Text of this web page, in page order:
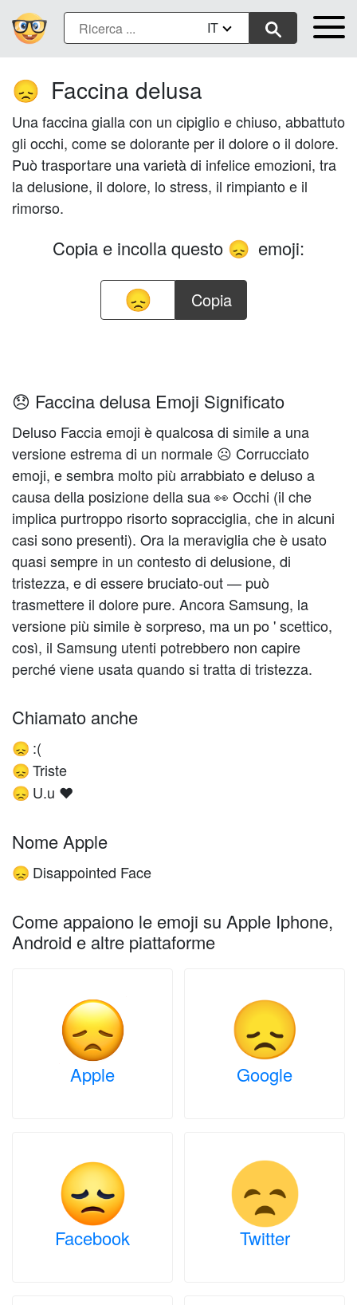
IT
😞 Faccina delusa
Una faccina gialla con un cipiglio e chiuso, abbattuto
gli occhi, come se dolorante per il dolore o il dolore.
Può trasportare una varietà di infelice emozioni, tra
la delusione, il dolore, lo stress, il rimpianto e il
rimorso.
Copia e incolla questo 😞 emoji:
Copia
😞 Faccina delusa Emoji Significato
Deluso Faccia emoji è qualcosa di simile a una
versione estrema di un normale ☹️️ Corrucciato
emoji, e sembra molto più arrabbiato e deluso a
causa della posizione della sua 👀 Occhi (il che
implica purtroppo risorto sopracciglia, che in alcuni
casi sono presenti). Ora la meraviglia che è usato
quasi sempre in un contesto di delusione, di
tristezza, e di essere bruciato-out — può
trasmettere il dolore pure. Ancora Samsung, la
versione più simile è sorpreso, ma un po ' scettico,
così, il Samsung utenti potrebbero non capire
perché viene usata quando si tratta di tristezza.
Chiamato anche
😞 :(
😞 Triste
😞 U.u ❤
Nome Apple
😞 Disappointed Face
Come appaiono le emoji su Apple Iphone,
Android e altre piattaforme
Apple Google
Facebook Twitter